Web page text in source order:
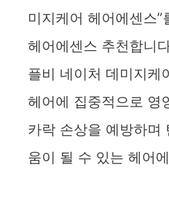
미지케어 헤어에센스
헤어에센스 추천합니
플비 네이처 데미지케
헤어에 집중적으로 영
카락 손상을 예방하며
움이 될 수 있는 헤어